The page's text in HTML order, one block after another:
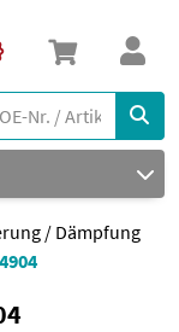
/ Dämpfung